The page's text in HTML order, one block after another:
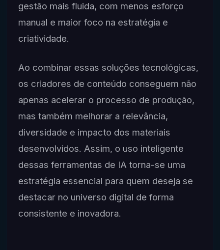
gestão mais fluida, com menos esforço
manual e maior foco na estratégia e
criatividade.
Ao combinar essas soluções tecnológicas,
os criadores de conteúdo conseguem não
apenas acelerar o processo de produção,
mas também melhorar a relevância,
diversidade e impacto dos materiais
desenvolvidos. Assim, o uso inteligente
dessas ferramentas de IA torna-se uma
estratégia essencial para quem deseja se
destacar no universo digital de forma
consistente e inovadora.